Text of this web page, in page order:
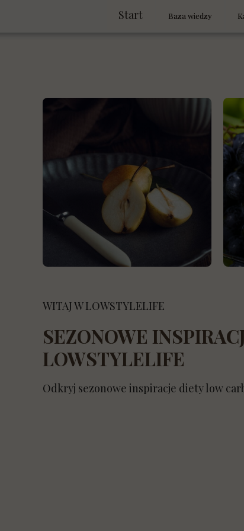
Start Baza wiedzy
WITAJ W LOWSTYLELIFE
SEZONOWE
LOWSTYLELIFE
Odkryj sezonowe inspiracje diety low